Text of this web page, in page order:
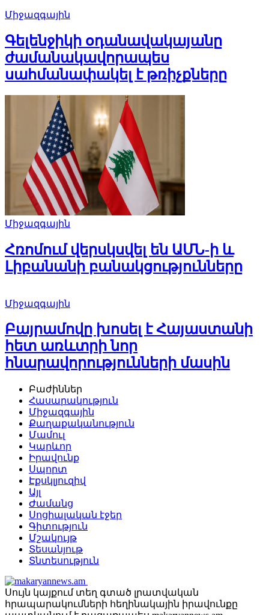
Միջազգային
Գելենջիկի օդանավակայանը
ժամանակավորապես
սահմանափակել է թռիչքները
Միջազգային
Հռոմում վերսկսվել են ԱՄՆ-ի և
Լիբանանի բանակցությունները
Միջազգային
Բայրամովը խոսել է Հայաստանի
հետ առևտրի նոր
հնարավորությունների մասին
Բաժիններ
Հասարակություն
Միջազգային
Քաղաքականություն
Մամուլ
Կարևոր
Իրավունք
Սպորտ
Էքսկլյուզիվ
Այլ
Ժամանց
Սոցիալական էջեր
Գիտություն
Մշակույթ
Տեսանյութ
Տնտեսություն
Սույն կայքում տեղ գտած լրատվական
հրապարակումների հեղինակային իրավունքը